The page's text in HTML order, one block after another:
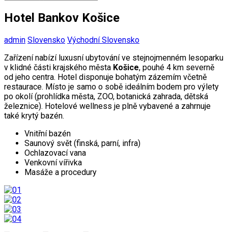
Hotel Bankov Košice
admin Slovensko Východní Slovensko
Zařízení nabízí luxusní ubytování ve stejnojmenném lesoparku
v klidné části krajského města Košice, pouhé 4 km severně
od jeho centra. Hotel disponuje bohatým zázemím včetně
restaurace. Místo je samo o sobě ideálním bodem pro výlety
po okolí (prohlídka města, ZOO, botanická zahrada, dětská
železnice). Hotelové wellness je plně vybavené a zahrnuje
také krytý bazén.
Vnitřní bazén
Saunový svět (finská, parní, infra)
Ochlazovací vana
Venkovní vířivka
Masáže a procedury